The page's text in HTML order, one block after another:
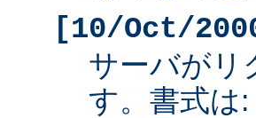
[10/Oct/
サーバがリ
す。書式は: